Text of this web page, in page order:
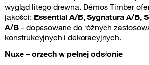
wygląd litego drewna. Démos Timber
jakości: Essential A/B, Sygnatura A/B,
A/B – dopasowane do różnych
konstrukcyjnych i dekoracyjnych.
Nuxe – orzech w pełnej odsłonie